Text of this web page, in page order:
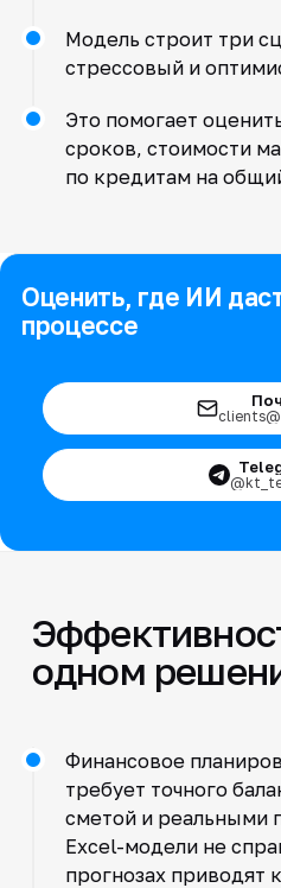
Модель строит три
стрессовый и
Это помогает
сроков, стоимости
по кредитам на
Оценить, где ИИ
процессе
одном
Финансовое
требует точного
сметой и реальными
Excel-модели не
прогнозах приводят